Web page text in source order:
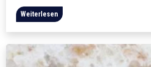
Weiterlesen